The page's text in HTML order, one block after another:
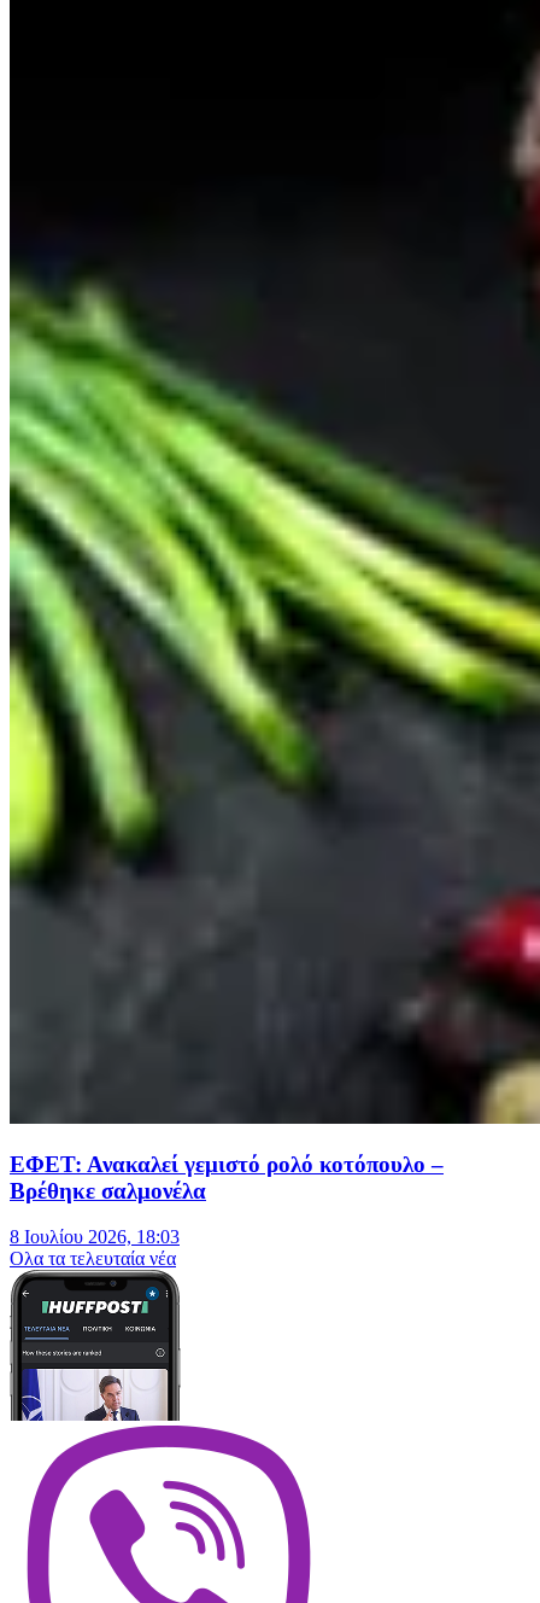
ΕΦΕΤ: Ανακαλεί γεμιστό ρολό κοτόπουλο –
Βρέθηκε σαλμονέλα
8 Ιουλίου 2026, 18:03
Oλα τα τελευταία νέα